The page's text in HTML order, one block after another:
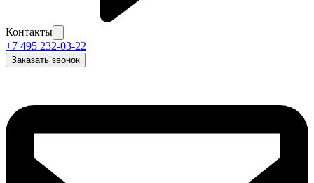
Контакты
+7 495 232-03-22
Заказать звонок
Задать вопрос